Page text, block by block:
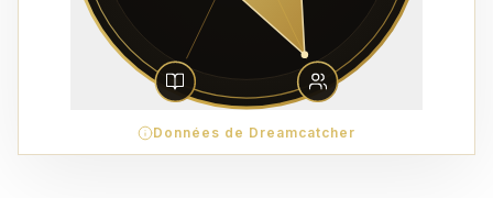
Données de Dreamcatcher